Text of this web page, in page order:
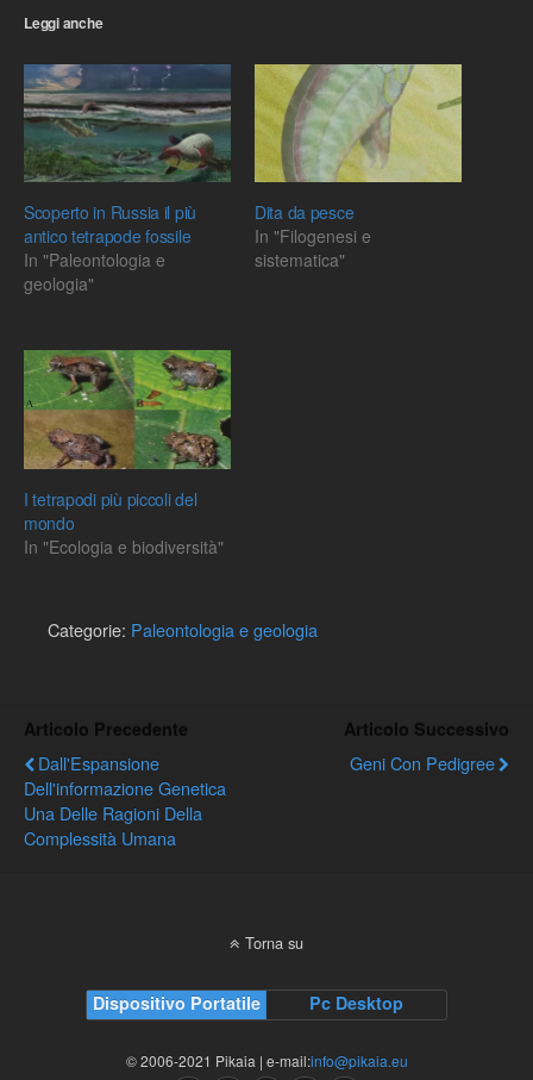
Leggi anche
Scoperto in Russia il più
antico tetrapode fossile
In "Paleontologia e
geologia"
Dita da pesce
In "Filogenesi e
sistematica"
I tetrapodi più piccoli del
mondo
In "Ecologia e biodiversità"
Categorie: Paleontologia e geologia
Articolo Precedente
Dall'Espansione
Dell'informazione Genetica
Una Delle Ragioni Della
Complessità Umana
Articolo Successivo
Geni Con Pedigree
Torna su
Dispositivo Portatile Pc Desktop
© 2006-2021 Pikaia | e-mail:info@pikaia.eu